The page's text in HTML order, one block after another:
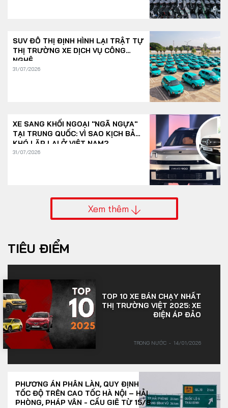
SUV ĐÔ THỊ ĐỊNH HÌNH LẠI TRẬT TỰ
THỊ TRƯỜNG XE DỊCH VỤ CÔNG
NGHỆ
31/07/2026
XE SANG KHỐI NGOẠI "NGÃ NGỰA"
TẠI TRUNG QUỐC: VÌ SAO KỊCH BẢN
KHÓ LẶP LẠI Ở VIỆT NAM?
31/07/2026
Xem thêm
TIÊU ĐIỂM
TOP 10 XE BÁN CHẠY NHẤT
THỊ TRƯỜNG VIỆT 2025: XE
ĐIỆN ÁP ĐẢO
TRONG NƯỚC 14/01/2026
PHƯƠNG ÁN PHÂN LÀN, QUY ĐỊNH
TỐC ĐỘ TRÊN CAO TỐC HÀ NỘI – HẢI
PHÒNG, PHÁP VÂN - CẦU GIẼ TỪ 15/8